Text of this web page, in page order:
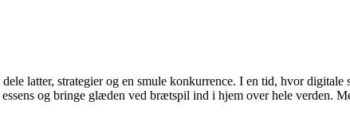
latter, strategier og en smule konkurrence. I en tid, hvor digitale
og bringe glæden ved brætspil ind i hjem over hele verden.